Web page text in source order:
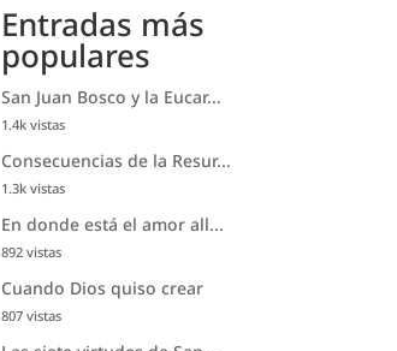
Entradas más
populares
San Juan Bosco y la Eucar...
1.4k vistas
Consecuencias de la Resur...
1.3k vistas
En donde está el amor all...
892 vistas
Cuando Dios quiso crear
807 vistas